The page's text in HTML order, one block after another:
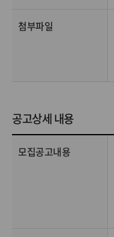
첨부파일
공고상세 내용
모집공고내용